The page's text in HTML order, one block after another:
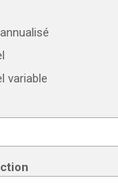
variable